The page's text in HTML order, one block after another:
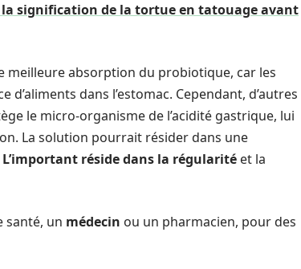
la signification de la tortue en tatouage avant
meilleure absorption du probiotique, car les
dans l’estomac. Cependant, d’autres
le micro-organisme de l’acidité gastrique, lui
La solution pourrait résider dans une
L’important réside dans la régularité et la
santé, un médecin ou un pharmacien, pour des